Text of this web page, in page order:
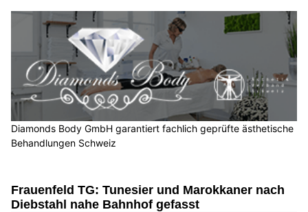
Diamonds Body GmbH garantiert fachlich geprüfte ästhetische
Behandlungen Schweiz
Frauenfeld TG: Tunesier und Marokkaner nach
Diebstahl nahe Bahnhof gefasst